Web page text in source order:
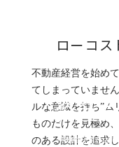
資産
不動産経営をお
ローコ
不動産経営を始め
てしまっていませ
ルな意識を持ち”ム
ものだけを見極め
のある設計を追求